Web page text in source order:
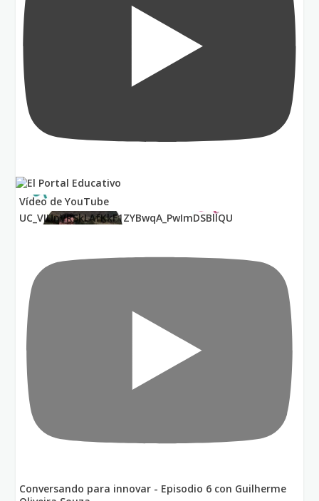
Vídeo de YouTube
UC_VIUnVRSkLAfKkF1ZYBwqA_PwImDSBllQU
Conversando para innovar - Episodio 6 con Guilherme